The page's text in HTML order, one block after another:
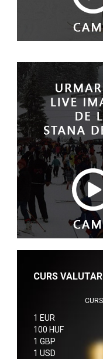
CURS VALUTAR
1 EUR
100 HUF
1 GBP
1 USD